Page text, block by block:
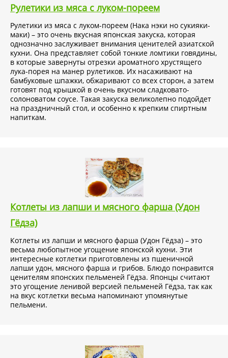
Рулетики из мяса с луком-пореем
Рулетики из мяса с луком-пореем (Нака нэки но сукияки-
маки) – это очень вкусная японская закуска, которая
однозначно заслуживает внимания ценителей азиатской
кухни. Она представляет собой тонкие ломтики говядины,
в которые завернуты отрезки ароматного хрустящего
лука-порея на манер рулетиков. Их насаживают на
бамбуковые шпажки, обжаривают со всех сторон, а затем
готовят под крышкой в очень вкусном сладковато-
солоноватом соусе. Такая закуска великолепно подойдет
на праздничный стол, и особенно к крепким спиртным
напиткам.
Котлеты из лапши и мясного фарша (Удон
Гёдза)
Котлеты из лапши и мясного фарша (Удон Гёдза) – это
весьма любопытное угощение японской кухни. Эти
интересные котлетки приготовлены из пшеничной
лапши удон, мясного фарша и грибов. Блюдо понравится
ценителям японских пельменей Гёдза. Японцы считают
это угощение ленивой версией пельменей Гёдза, так как
на вкус котлетки весьма напоминают упомянутые
пельмени.